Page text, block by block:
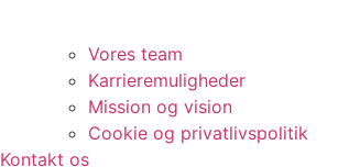
Vores team
Karrieremuligheder
Mission og vision
Cookie og privatlivspolitik
Kontakt os